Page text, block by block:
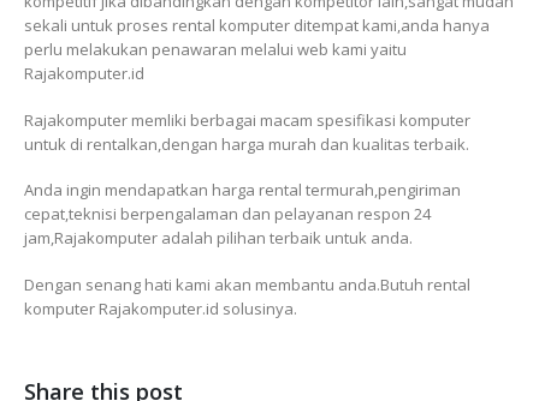
sekali untuk proses rental komputer ditempat kami,anda hanya
perlu melakukan penawaran melalui web kami yaitu
Rajakomputer.id
Rajakomputer memliki berbagai macam spesifikasi komputer
untuk di rentalkan,dengan harga murah dan kualitas terbaik.
Anda ingin mendapatkan harga rental termurah,pengiriman
cepat,teknisi berpengalaman dan pelayanan respon 24
jam,Rajakomputer adalah pilihan terbaik untuk anda.
Dengan senang hati kami akan membantu anda.Butuh rental
komputer Rajakomputer.id solusinya.
Share this post